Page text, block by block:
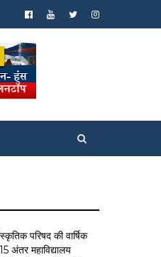
परिषद की वार्षिक
अंतर महाविद्यालय